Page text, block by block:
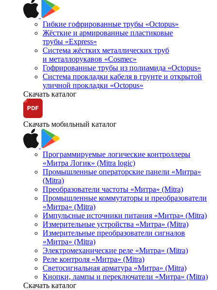
Гибкие гофрированные трубы «Octopus»
Жёсткие и армированные пластиковые
трубы «Express»
Система жёстких металлических труб
и металлорукавов «Cosmec»
Гофрированные трубы из полиамида «Octopus»
Система прокладки кабеля в грунте и открытой
уличной прокладки «Octopus»
Скачать каталог
Скачать мобильный каталог
Программируемые логические контроллеры
«Митра Логик» (Mitra logic)
Промышленные операторские панели «Митра»
(Mitra)
Преобразователи частоты «Митра» (Mitra)
Промышленные коммутаторы и преобразователи
«Митра» (Mitra)
Импульсные источники питания «Митра» (Mitra)
Измерительные устройства «Митра» (Mitra)
Измерительные преобразователи сигналов
«Митра» (Mitra)
Электромеханические реле «Митра» (Mitra)
Реле контроля «Митра» (Mitra)
Светосигнальная арматура «Митра» (Mitra)
Кнопки, лампы и переключатели «Митра» (Mitra)
Скачать каталог